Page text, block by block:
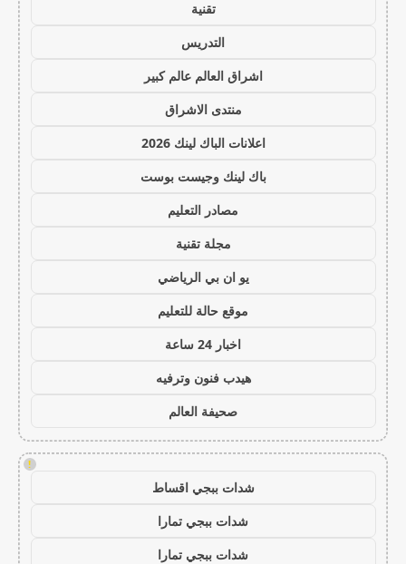
تقنية
التدريس
اشراق العالم عالم كبير
منتدى الاشراق
اعلانات الباك لينك 2026
باك لينك وجيست بوست
مصادر التعليم
مجلة تقنية
يو ان بي الرياضي
موقع حالة للتعليم
اخبار 24 ساعة
هيدب فنون وترفيه
صحيفة العالم
!
شدات ببجي اقساط
شدات ببجي تمارا
شدات ببجي تمارا